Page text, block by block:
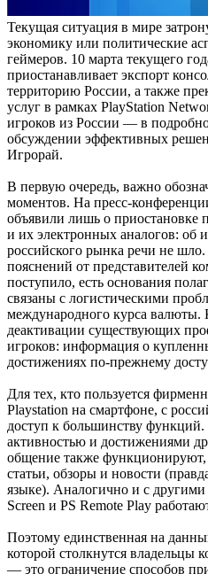
Текущая ситуация в мире
экономику или политические
геймеров. 10 марта текущего
приостанавливает экспорт
территорию России, а также
услуг в рамках PlayStation
игроков из России — в
обсуждении эффективных
Игрорай.
В первую очередь, важно
моментов. На пресс-
объявили лишь о приостановке
и их электронных аналогов: об
российского рынка речи не
пояснений от представителей
поступило, есть основания
связаны с логистическими
международного курса валюты.
деактивации существующих
игроков: информация о
достижениях по-прежнему
Для тех, кто пользуется
Playstation на смартфоне, с
доступ к большинству
активностью и достижениями
общение также
статьи, обзоры и новости
языке). Аналогично и с
Screen и PS Remote Play
Поэтому единственная на
которой столкнутся владельцы
— это ограничение способов